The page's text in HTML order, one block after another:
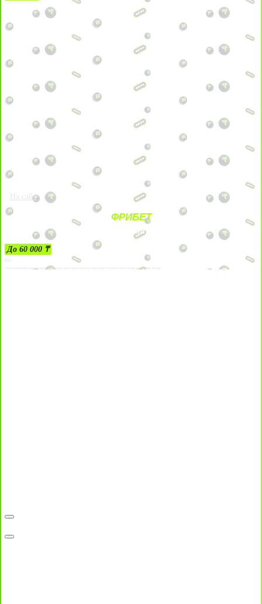
На сайт
ФРИБЕТ
ЗА ДЕПОЗИТЫ
До 60 000 ₸
21+
Лицензии №24514359, выданной комитетом индустрии туризма Министерства культуры и спорта Республики Казахстан срок до 27 сентября 2034 года.